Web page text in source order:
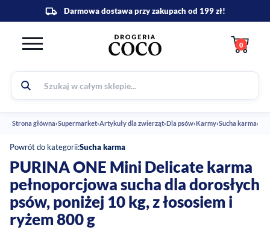
0
Strona główna›Supermarket›Artykuły dla zwierząt›Dla psów›Karmy›Sucha karma›
Powrót do kategorii:Sucha karma
PURINA ONE Mini Delicate karma
pełnoporcjowa sucha dla dorosłych
psów, poniżej 10 kg, z łososiem i
ryżem 800 g